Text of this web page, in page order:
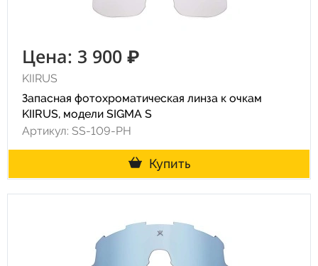
Цена: 3 900 ₽
KIIRUS
Запасная фотохроматическая линза к очкам
KIIRUS, модели SIGMA S
Артикул: SS-109-PH
Купить